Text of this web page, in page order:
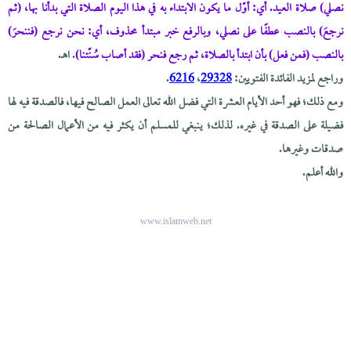
نصلي) صلاة العيد. أي: أوّل ما يكون الابتداء به في هذا اليوم الصلاة التي بدأنا بها، (ثم
نرجعَ) بالنصب عطفًا على نصلي، وبالرفع خبر مبتدأ محذوف، أي: نحن نرجع (فننحرَ)
بالنصب (فمن فعل) بأن ابتدأ بالصلاة، ثم رجع فنحر (فقد أصاب سُنّتنا). اهـ.
وراجع لمزيد الفائدة الفتويين:29328،6216
.
ومع ذلك؛ فهو أحد الأيام العشرة التي فضل الله تعالى العمل الصالح فيها، فالصدقة فيه لها
فضيلة على الصدقة في غيره. لذلك؛ ينبغي للمسلم أن يكثر فيه من الأعمال الصالحة من
صدقات وغيرها.
والله أعلم.
www.islamweb.net